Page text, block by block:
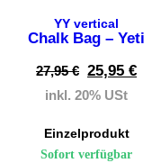
YY vertical
Chalk Bag – Yeti
27,95€ 25,95 €
inkl. 20% USt
Einzelprodukt
Sofort verfügbar